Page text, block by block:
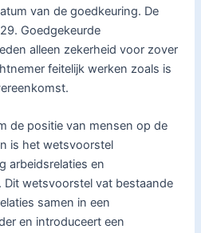
van de goedkeuring. De
Goedgekeurde
alleen zekerheid voor zover
feitelijk werken zoals is
de positie van mensen op de
is het wetsvoorstel
arbeidsrelaties en
Dit wetsvoorstel vat bestaande
samen in een
en introduceert een